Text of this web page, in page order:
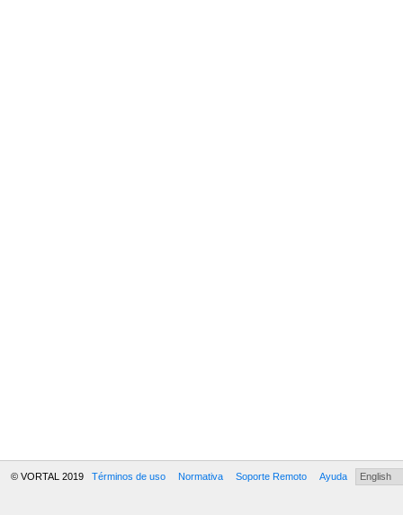
© VORTAL 2019 Términos de uso Normativa Soporte Remoto Ayuda